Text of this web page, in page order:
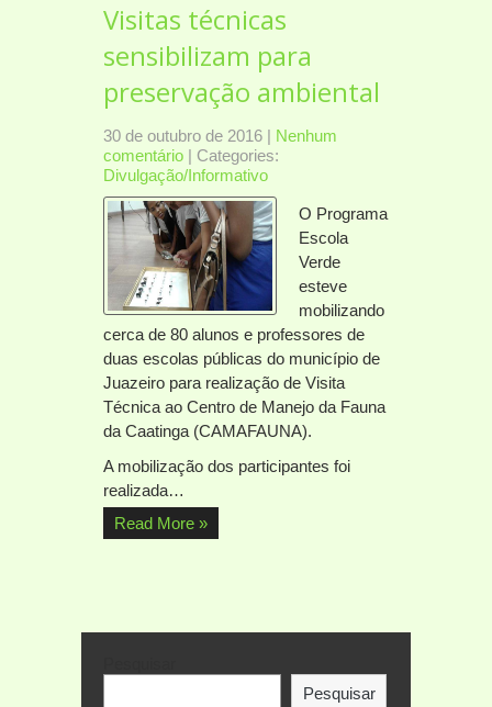
Visitas técnicas
sensibilizam para
preservação ambiental
30 de outubro de 2016 | Nenhum
comentário | Categories:
Divulgação/Informativo
O Programa
Escola
Verde
esteve
mobilizando
cerca de 80 alunos e professores de
duas escolas públicas do município de
Juazeiro para realização de Visita
Técnica ao Centro de Manejo da Fauna
da Caatinga (CAMAFAUNA).
A mobilização dos participantes foi
realizada…
Read More »
Pesquisar